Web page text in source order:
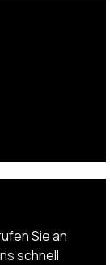
Sie an
schnell